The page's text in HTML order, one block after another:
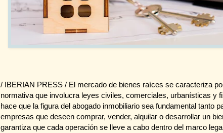
/ IBERIAN PRESS / El mercado de bienes raíces se caracteriza
normativa que involucra leyes civiles, comerciales, urbanísticas y
hace que la figura del abogado inmobiliario sea fundamental tanto
empresas que deseen comprar, vender, alquilar o desarrollar un
garantiza que cada operación se lleve a cabo dentro del marco